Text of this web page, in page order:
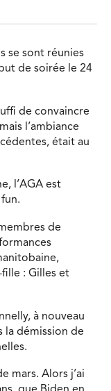
se sont réunies
de soirée le 24
de convaincre
l’ambiance
était au
l’AGA est
de
: Gilles et
à nouveau
la démission de
mars. Alors j’ai